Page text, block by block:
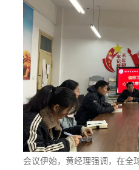
会议伊始，黄经理强调，在全